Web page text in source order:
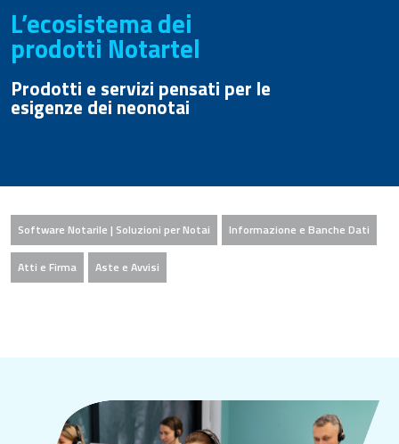
L’ecosistema dei
prodotti Notartel
Prodotti e servizi pensati per le
esigenze dei neonotai
Software Notarile | Soluzioni per Notai Informazione e Banche Dati
Atti e Firma Aste e Avvisi